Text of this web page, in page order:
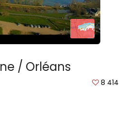
/ Orléans
8 414